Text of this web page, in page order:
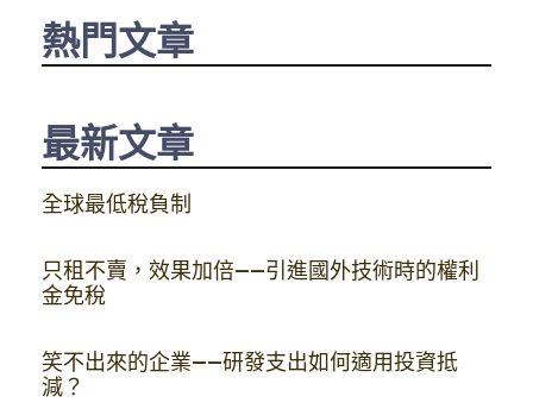
熱門文章
最新文章
全球最低稅負制
只租不賣，效果加倍——引進國外技術時的權利
金免稅
笑不出來的企業——研發支出如何適用投資抵
減？